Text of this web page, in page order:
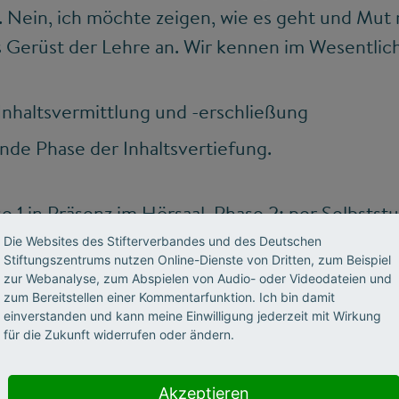
ich möchte zeigen, wie es geht und Mut
Gerüst der Lehre an. Wir kennen im
und -erschließung
Phase der Inhaltsvertiefung.
1 in Präsenz im Hörsaal, Phase 2: per
geht nun so nicht mehr, die
und aus langjähriger Erfahrung:
wie mit!
Die Websites des Stifterverbandes und des Deutschen
Stiftungszentrums nutzen Online-Dienste von Dritten, zum Beispiel
zur Webanalyse, zum Abspielen von Audio- oder Videodateien und
zum Bereitstellen einer Kommentarfunktion. Ich bin damit
einverstanden und kann meine Einwilligung jederzeit mit Wirkung
für die Zukunft widerrufen oder ändern.
Akzeptieren